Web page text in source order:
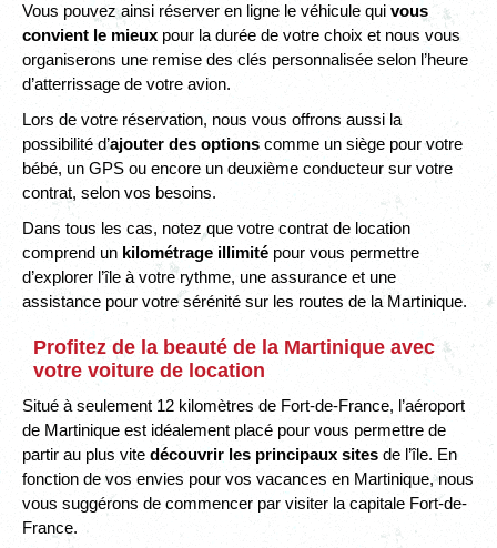
Vous pouvez ainsi réserver en ligne le véhicule qui vous
convient le mieux pour la durée de votre choix et nous vous
organiserons une remise des clés personnalisée selon l’heure
d’atterrissage de votre avion.
Lors de votre réservation, nous vous offrons aussi la
possibilité d’ajouter des options comme un siège pour votre
bébé, un GPS ou encore un deuxième conducteur sur votre
contrat, selon vos besoins.
Dans tous les cas, notez que votre contrat de location
comprend un kilométrage illimité pour vous permettre
d’explorer l’île à votre rythme, une assurance et une
assistance pour votre sérénité sur les routes de la Martinique.
Profitez de la beauté de la Martinique avec
votre voiture de location
Situé à seulement 12 kilomètres de Fort-de-France, l’aéroport
de Martinique est idéalement placé pour vous permettre de
partir au plus vite découvrir les principaux sites de l’île. En
fonction de vos envies pour vos vacances en Martinique, nous
vous suggérons de commencer par visiter la capitale Fort-de-
France.